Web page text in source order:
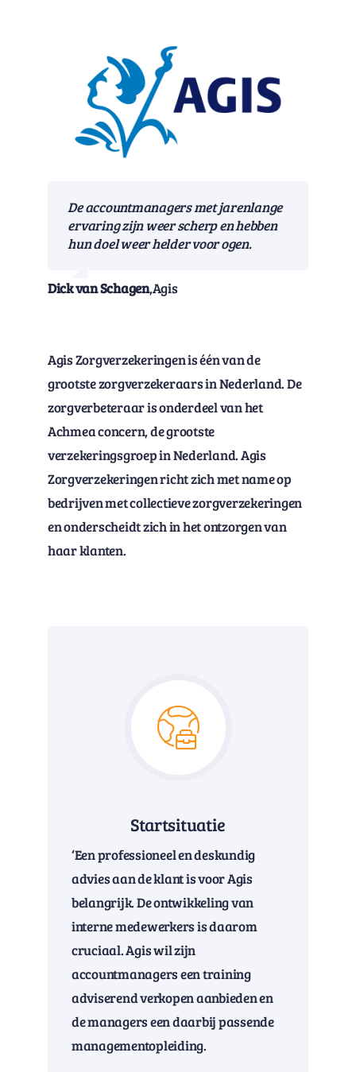
De accountmanagers met jarenlange
ervaring zijn weer scherp en hebben
hun doel weer helder voor ogen.
Dick van Schagen,Agis
Agis Zorgverzekeringen is één van de
grootste zorgverzekeraars in Nederland. De
zorgverbeteraar is onderdeel van het
Achmea concern, de grootste
verzekeringsgroep in Nederland. Agis
Zorgverzekeringen richt zich met name op
bedrijven met collectieve zorgverzekeringen
en onderscheidt zich in het ontzorgen van
haar klanten.
Startsituatie
‘Een professioneel en deskundig
advies aan de klant is voor Agis
belangrijk. De ontwikkeling van
interne medewerkers is daarom
cruciaal. Agis wil zijn
accountmanagers een training
adviserend verkopen aanbieden en
de managers een daarbij passende
managementopleiding.